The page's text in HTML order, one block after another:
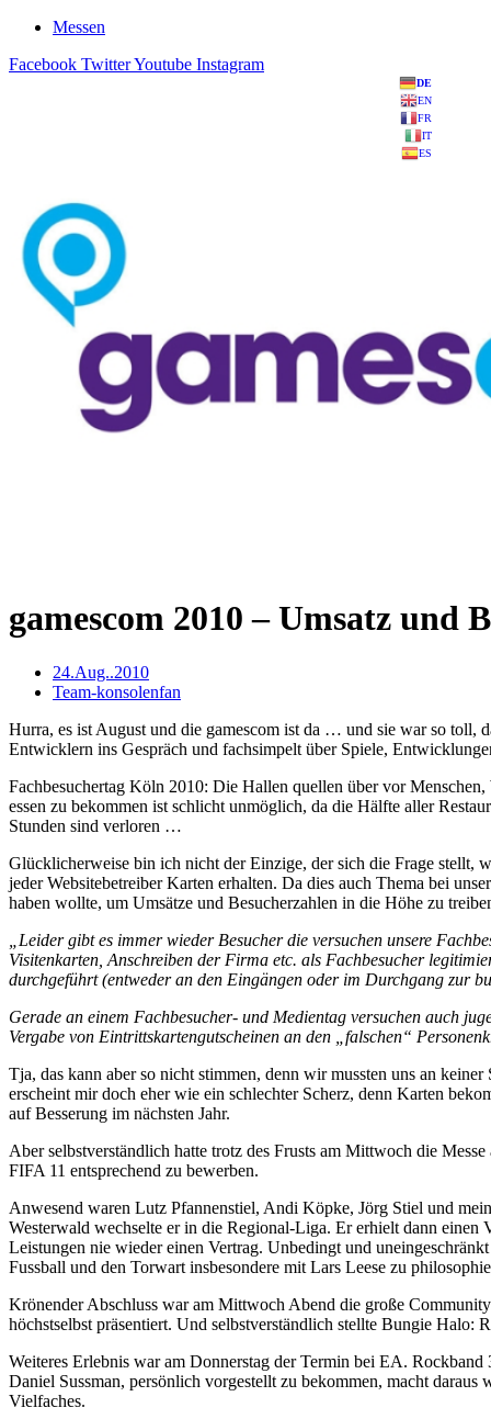
Messen
Facebook TwitterYoutube Instagram
DE
EN
FR
IT
ES
gamescom 2010 – Umsatz und
24.Aug..2010
Team-konsolenfan
Hurra, es ist August und die gamescom ist da … und sie war so toll,
Entwicklern ins Gespräch und fachsimpelt über Spiele,
Fachbesuchertag Köln 2010: Die Hallen quellen über vor
essen zu bekommen ist schlicht unmöglich, da die Hälfte aller
Stunden sind verloren …
Glücklicherweise bin ich nicht der Einzige, der sich die Frage stellt,
jeder Websitebetreiber Karten erhalten. Da dies auch Thema bei
haben wollte, um Umsätze und Besucherzahlen in die Höhe zu
„Leider gibt es immer wieder Besucher die versuchen unsere
Visitenkarten, Anschreiben der Firma etc. als Fachbesucher
durchgeführt (entweder an den Eingängen oder im Durchgang zur
Gerade an einem Fachbesucher- und Medientag versuchen auch
Vergabe von Eintrittskartengutscheinen an den „falschen“
Tja, das kann aber so nicht stimmen, denn wir mussten uns an
erscheint mir doch eher wie ein schlechter Scherz, denn Karten
auf Besserung im nächsten Jahr.
Aber selbstverständlich hatte trotz des Frusts am Mittwoch die
FIFA 11 entsprechend zu bewerben.
Anwesend waren Lutz Pfannenstiel, Andi Köpke, Jörg Stiel und
Westerwald wechselte er in die Regional-Liga. Er erhielt dann
Leistungen nie wieder einen Vertrag. Unbedingt und
Fussball und den Torwart insbesondere mit Lars Leese zu
Krönender Abschluss war am Mittwoch Abend die große
höchstselbst präsentiert. Und selbstverständlich stellte Bungie
Weiteres Erlebnis war am Donnerstag der Termin bei EA.
Daniel Sussman, persönlich vorgestellt zu bekommen, macht
Vielfaches.